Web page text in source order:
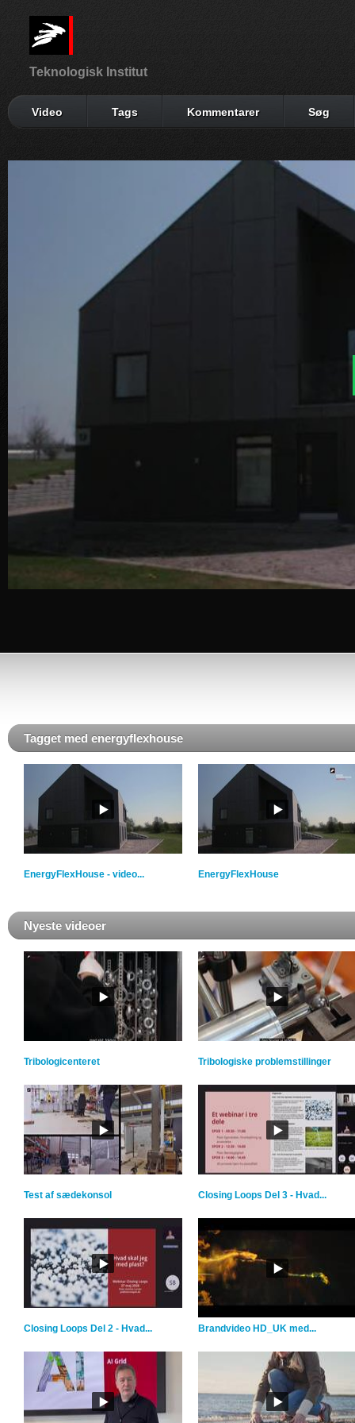
Teknologisk Institut
Video Tags Kommentarer Søg
Tagget med energyflexhouse
EnergyFlexHouse - video... EnergyFlexHouse
Nyeste videoer
Tribologicenteret Tribologiske problemstillinger
Test af sædekonsol Closing Loops Del 3 - Hvad...
Closing Loops Del 2 - Hvad... Brandvideo HD_UK med...